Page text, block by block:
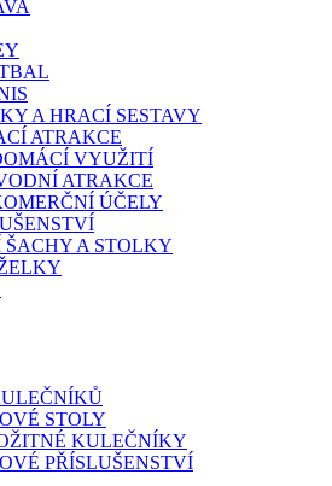
A HRACÍ SESTAVY
ATRAKCE
VYUŽITÍ
ATRAKCE
ÚČELY
A STOLKY
STOLY
KULEČNÍKY
PŘÍSLUŠENSTVÍ